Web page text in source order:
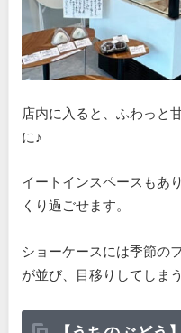
店内に入ると、ふわっと
に♪
イートインスペースもあ
くり過ごせます。
ショーケースには季節の
が並び、目移りしてしま